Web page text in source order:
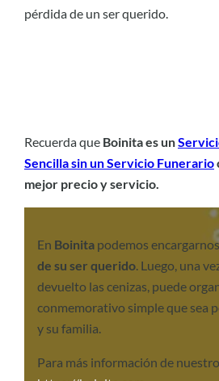
pérdida de un ser querido.
Recuerda que Boinita es un
Sencilla sin un Servicio Funerario
mejor precio y servicio.
En Boinita podemos
de su ser querido . Luego, una
devuelto las cenizas, puede
conmemorativo simple que sea
y su familia.
Para más información de